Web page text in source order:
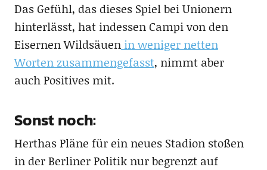
Das Gefühl, das dieses Spiel bei Unionern
hinterlässt, hat indessen Campi von den
Eisernen Wildsäuenin weniger netten
Worten zusammengefasst, nimmt aber
auch Positives mit.
Sonst noch:
Herthas Pläne für ein neues Stadion stoßen
in der Berliner Politik nur begrenzt auf